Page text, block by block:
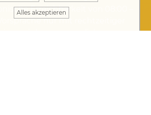
Erreichbarkeit von 08:00 –
nur mit rechtzeitiger
Alles akzeptieren